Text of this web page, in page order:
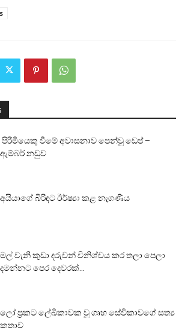
පිරිමියෙකු වීමේ අවාසනාව පෙන්වූ ඩෙප් –
ඇම්බර් නඩුව
අයියාගේ බිරිඳට ඊර්ෂ්‍යා කළ නැගණිය
මල් වැනි කුඩා දරුවන් විනිශ්චය කර තලා පෙලා
දමන්නට පෙර දෙවරක්...
ලෝ ප්‍රකට ලේඛිකාවක වූ ගෘහ සේවිකාවගේ සත්‍ය
කතාව